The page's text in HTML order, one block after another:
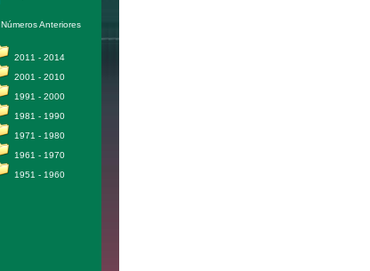
Números Anteriores
2011 - 2014
2001 - 2010
1991 - 2000
1981 - 1990
1971 - 1980
1961 - 1970
1951 - 1960